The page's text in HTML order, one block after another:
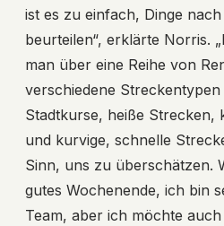
ist es zu einfach, Dinge
beurteilen“, erklärte Norris.
man über eine Reihe von
verschiedene Streckentypen
Stadtkurse, heiße Strecken,
und kurvige, schnelle
Sinn, uns zu überschätzen.
gutes Wochenende, ich bin
Team, aber ich möchte